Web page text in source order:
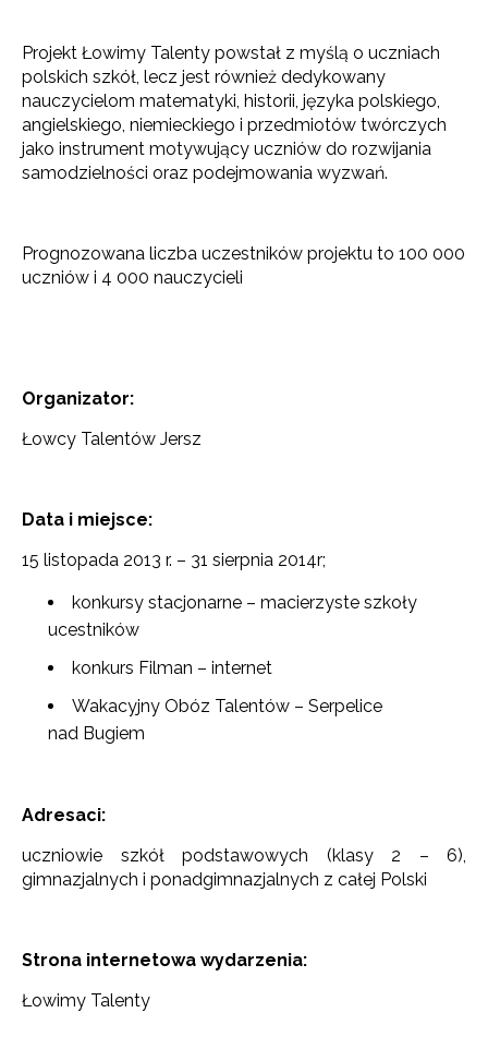
Projekt Łowimy Talenty powstał z myślą o uczniach
polskich szkół, lecz jest również dedykowany
nauczycielom matematyki, historii, języka polskiego,
angielskiego, niemieckiego i przedmiotów twórczych
jako instrument motywujący uczniów do rozwijania
samodzielności oraz podejmowania wyzwań.
Prognozowana liczba uczestników projektu to 100 000
uczniów i 4 000 nauczycieli
Organizator:
Łowcy Talentów Jersz
Data i miejsce:
15 listopada 2013 r. – 31 sierpnia 2014r;
konkursy stacjonarne – macierzyste szkoły
ucestników
konkurs Filman – internet
Wakacyjny Obóz Talentów – Serpelice
nad Bugiem
Adresaci:
uczniowie szkół podstawowych (klasy 2 – 6),
gimnazjalnych i ponadgimnazjalnych z całej Polski
Strona internetowa wydarzenia:
Łowimy Talenty